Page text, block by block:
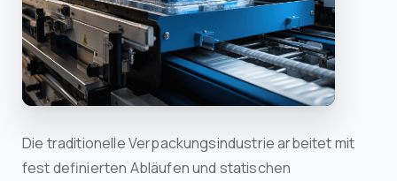
Die traditionelle Verpackungsindustrie arbeitet mit
fest definierten Abläufen und statischen